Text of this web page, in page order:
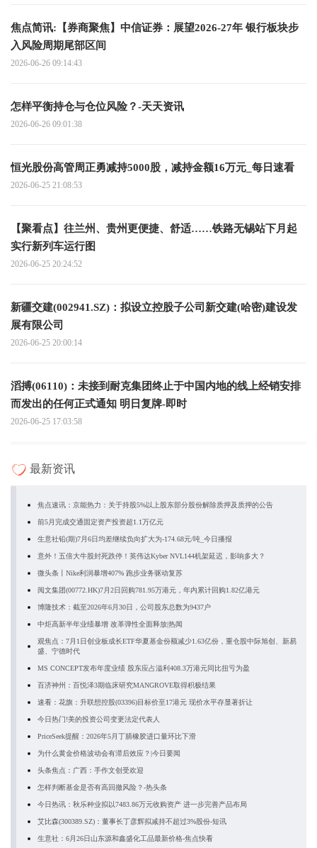
焦点简讯:【券商聚焦】中信证券：展望2026-27年 银行板块步
入风险周期尾部区间
2026-06-26 09:14:43
怎样平衡持仓与仓位风险？-天天资讯
2026-06-26 09:01:38
恒光股份高管周正勇减持5000股，减持金额16万元_每日速看
2026-06-25 21:08:53
【聚看点】往兰州、贵州更便捷、舒适……铁路无锡站下月起
实行新列车运行图
2026-06-25 20:24:52
新疆交建(002941.SZ)：拟设立控股子公司新交建(哈密)建设发
展有限公司
2026-06-25 20:00:14
滔搏(06110)：未接到耐克集团终止于中国内地的线上经销安排
而发出的任何正式通知 明日复牌-即时
2026-06-25 17:03:58
最新资讯
焦点速讯：京能热力：关于持股5%以上股东部分股份解除质押及质押的公告
前5月完成交通固定资产投资超1.1万亿元
生意社铅(期)7月6日均差继续负向扩大为-174.68元/吨_今日播报
意外！五倍大牛股封死跌停！英伟达Kyber NVL144机架延迟，影响多大？
微头条丨Nike利润暴增407% 跑步业务驱动复苏
阅文集团(00772.HK)7月2日回购781.95万港元，年内累计回购1.82亿港元
博隆技术：截至2026年6月30日，公司股东总数为9437户
中炬高新半年业绩暴增 改革弹性全面释放|热闻
观焦点：7月1日创业板成长ETF华夏基金份额减少1.63亿份，重仓股中际旭创、新易
盛、宁德时代
MS CONCEPT发布年度业绩 股东应占溢利408.3万港元同比扭亏为盈
百济神州：百悦泽3期临床研究MANGROVE取得积极结果
速看：花旗：升联想控股(03396)目标价至17港元 现价水平存显著折让
今日热门!美的投资公司变更法定代表人
PriceSeek提醒：2026年5月丁腈橡胶进口量环比下滑
为什么黄金价格波动会有滞后效应？|今日要闻
头条焦点：广西：手作文创受欢迎
怎样判断基金是否有高回撤风险？-热头条
今日热讯：秋乐种业拟以7483.86万元收购资产 进一步完善产品布局
艾比森(300389.SZ)：董事长丁彦辉拟减持不超过3%股份-短讯
生意社：6月26日山东源和鑫盛化工品最新价格-焦点快看